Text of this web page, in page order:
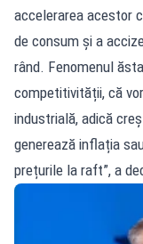
accelerarea acestor
de consum și a
rând. Fenomenul
competitivității, că
industrială, adică
generează inflația
prețurile la raft”, a